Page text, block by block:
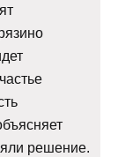
решение.